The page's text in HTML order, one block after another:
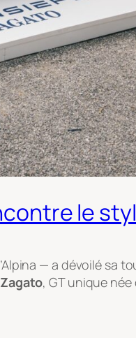
le
— a dévoilé sa
, GT unique